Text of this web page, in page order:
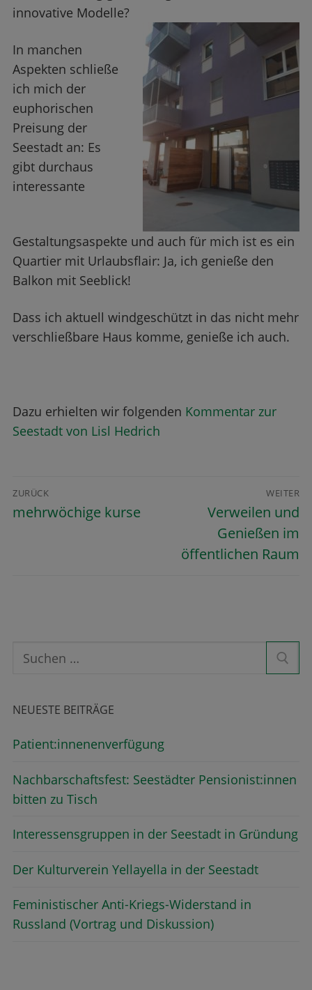
innovative Modelle?
In manchen
Aspekten schließe
ich mich der
euphorischen
Preisung der
Seestadt an: Es
gibt durchaus
interessante
Gestaltungsaspekte und auch für mich ist es ein
Quartier mit Urlaubsflair: Ja, ich genieße den
Balkon mit Seeblick!
Dass ich aktuell windgeschützt in das nicht mehr
verschließbare Haus komme, genieße ich auch.
Dazu erhielten wir folgenden Kommentar zur
Seestadt von Lisl Hedrich
ZURÜCK
mehrwöchige kurse
WEITER
Verweilen und
Genießen im
öffentlichen Raum
NEUESTE BEITRÄGE
Patient:innenenverfügung
Nachbarschaftsfest: Seestädter Pensionist:innen
bitten zu Tisch
Interessensgruppen in der Seestadt in Gründung
Der Kulturverein Yellayella in der Seestadt
Feministischer Anti-Kriegs-Widerstand in
Russland (Vortrag und Diskussion)